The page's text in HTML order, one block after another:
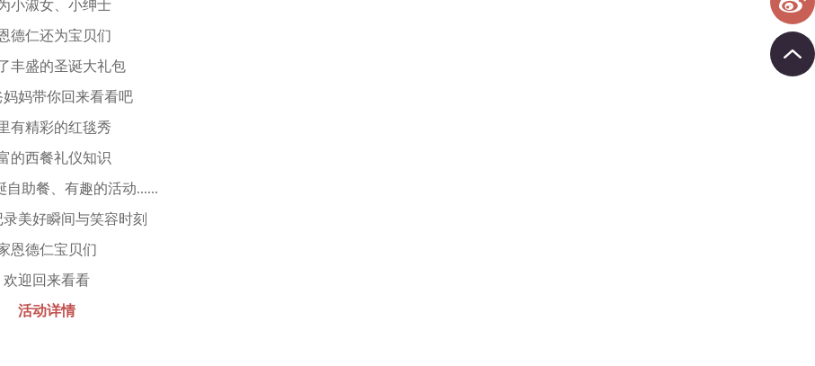
淑女、小绅士
仁还为宝贝们
盛的圣诞大礼包
妈带你回来看看吧
精彩的红毯秀
西餐礼仪知识
助餐、有趣的活动......
好瞬间与笑容时刻
德仁宝贝们
回来看看
活动详情